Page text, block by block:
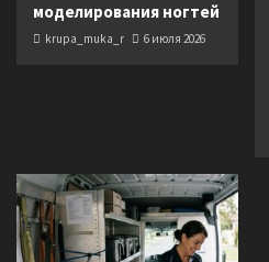
моделирования ногтей
krupa_muka_r 6 июля 2026